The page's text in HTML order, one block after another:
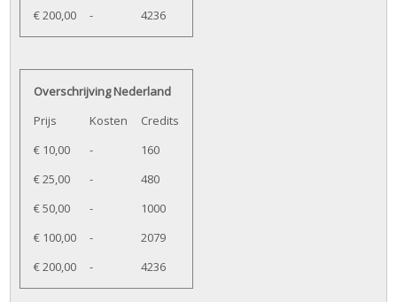
€ 200,00
- 4236
Overschrijving Nederland
Prijs
Kosten
Credits
€ 10,00
-
160
€ 25,00
-
480
€ 50,00
-
1000
€ 100,00
-
2079
€ 200,00
- 4236